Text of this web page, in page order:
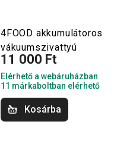
4FOOD akkumulátoros
vákuumszivattyú
11 000 Ft
Elérhető a webáruházban
11 márkaboltban elérhető
Kosárba